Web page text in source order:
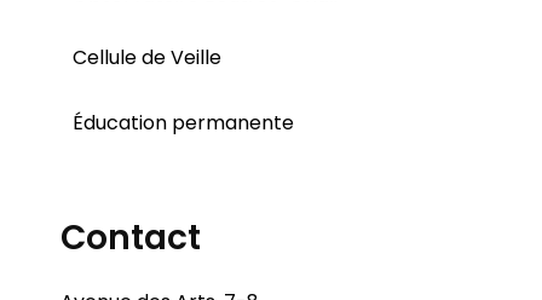
Cellule de Veille
Éducation permanente
Contact